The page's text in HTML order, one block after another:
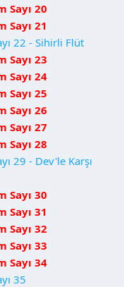
Sayı 20
Sayı 21
22 - Sihirli Flüt
Sayı 23
Sayı 24
Sayı 25
Sayı 26
Sayı 27
Sayı 28
29 - Dev'le Karşı
Sayı 30
Sayı 31
Sayı 32
Sayı 33
Sayı 34
35